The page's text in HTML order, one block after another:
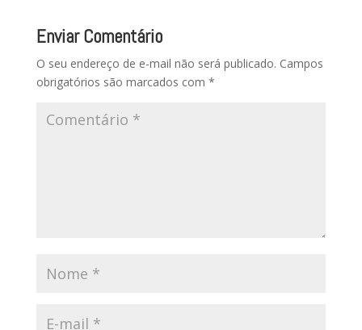
Enviar Comentário
O seu endereço de e-mail não será publicado. Campos
obrigatórios são marcados com *